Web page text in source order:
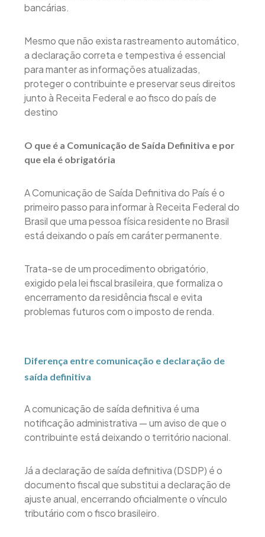
bancárias.
Mesmo que não exista rastreamento automático,
a declaração correta e tempestiva é essencial
para manter as informações atualizadas,
proteger o contribuinte e preservar seus direitos
junto à Receita Federal e ao fisco do país de
destino
O que é a Comunicação de Saída Definitiva e por
que ela é obrigatória
A Comunicação de Saída Definitiva do País é o
primeiro passo para informar à Receita Federal do
Brasil que uma pessoa física residente no Brasil
está deixando o país em caráter permanente.
Trata-se de um procedimento obrigatório,
exigido pela lei fiscal brasileira, que formaliza o
encerramento da residência fiscal e evita
problemas futuros com o imposto de renda.
Diferença entre comunicação e declaração de
saída definitiva
A comunicação de saída definitiva é uma
notificação administrativa — um aviso de que o
contribuinte está deixando o território nacional.
Já a declaração de saída definitiva (DSDP) é o
documento fiscal que substitui a declaração de
ajuste anual, encerrando oficialmente o vínculo
tributário com o fisco brasileiro.